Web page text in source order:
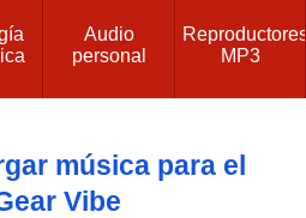
Audio
personal
MP3
música para el
Vibe